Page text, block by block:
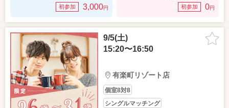
初参加 3,000円 初参加 0円
9/5(土)
15:20〜16:50
有楽町リゾート店
個室8対8
シングルマッチング